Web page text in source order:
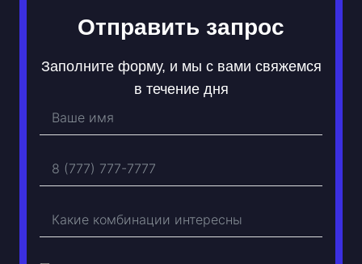
Отправить запрос
Заполните форму, и мы с вами свяжемся
в течение дня